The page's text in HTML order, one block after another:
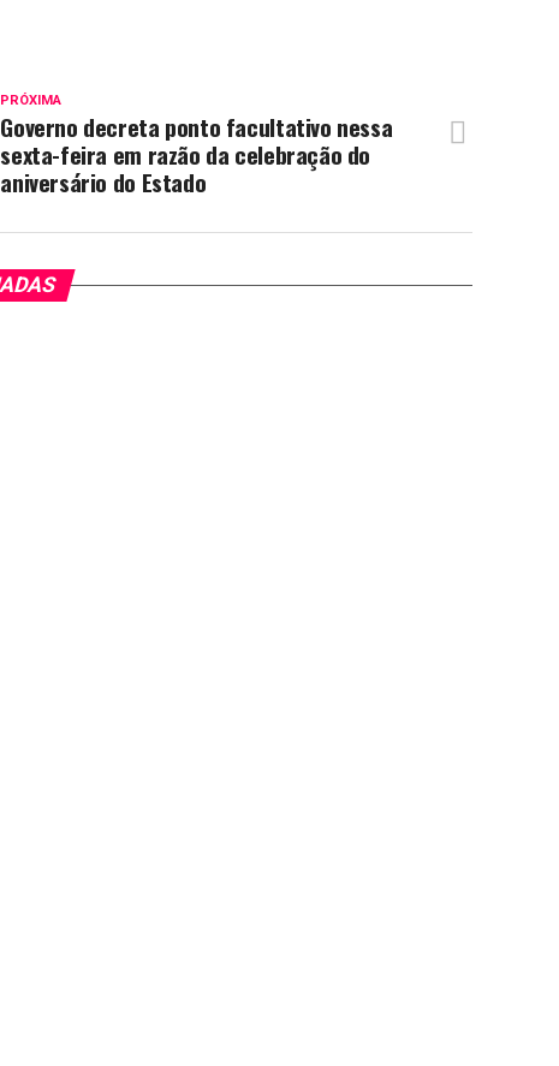
PRÓXIMA
Governo decreta ponto facultativo nessa
sexta-feira em razão da celebração do
aniversário do Estado